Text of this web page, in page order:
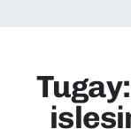
EKONOMİ
Süper Lig
Tüm